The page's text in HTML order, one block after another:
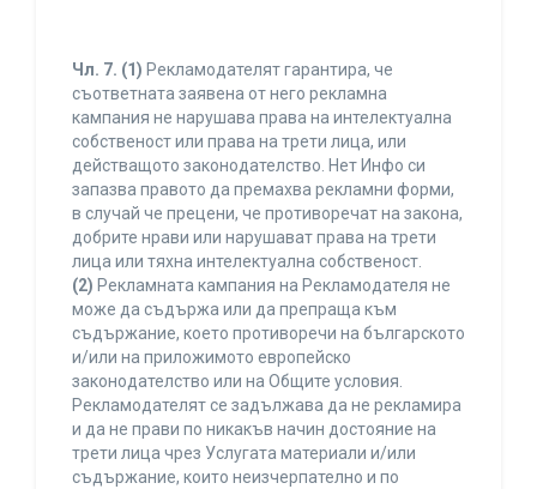
Чл. 7. (1) Рекламодателят гарантира, че
съответната заявена от него рекламна
кампания не нарушава права на интелектуална
собственост или права на трети лица, или
действащото законодателство. Нет Инфо си
запазва правото да премахва рекламни форми,
в случай че прецени, че противоречат на закона,
добрите нрави или нарушават права на трети
лица или тяхна интелектуална собственост.
(2) Рекламната кампания на Рекламодателя не
може да съдържа или да препраща към
съдържание, което противоречи на българското
и/или на приложимото европейско
законодателство или на Общите условия.
Рекламодателят се задължава да не рекламира
и да не прави по никакъв начин достояние на
трети лица чрез Услугата материали и/или
съдържание, които неизчерпателно и по